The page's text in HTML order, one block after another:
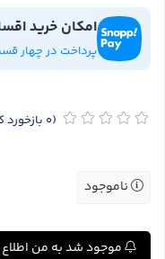
امکان خرید
پرداخت در چهار
(0 بازخورد
ناموجود
موجود شد به من اطلاع